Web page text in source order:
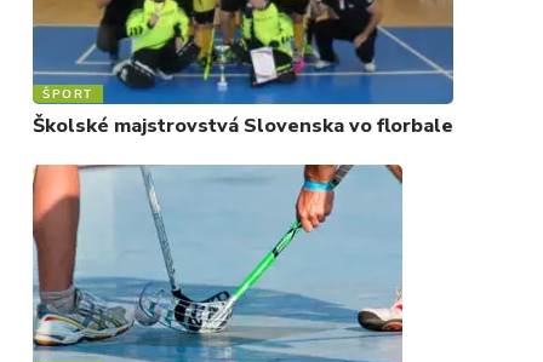
ŠPORT
Školské majstrovstvá Slovenska vo florbale